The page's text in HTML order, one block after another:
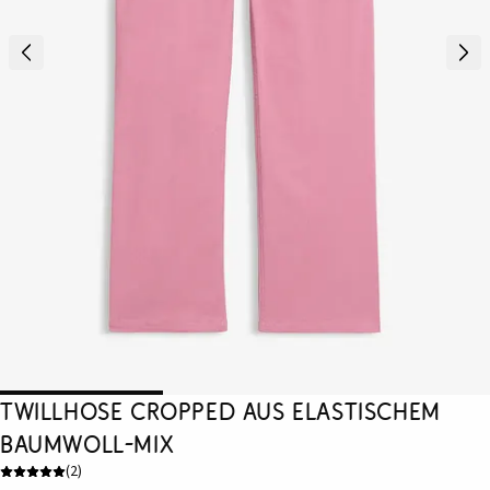
Twillhose Cropped aus elastischem
Baumwoll-Mix
(2)